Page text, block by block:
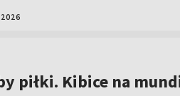
piłki. Kibice na